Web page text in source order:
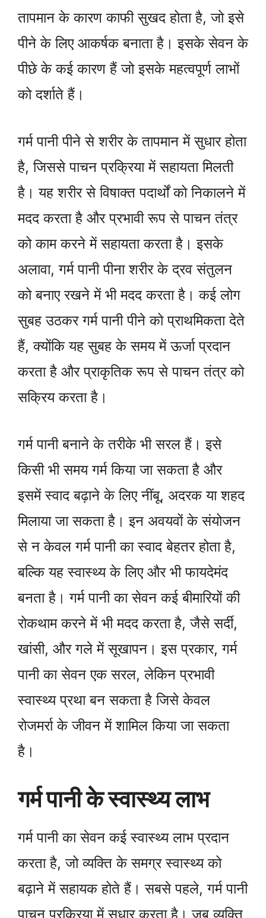
तापमान के कारण काफी सुखद होता है, जो इसे
पीने के लिए आकर्षक बनाता है। इसके सेवन के
पीछे के कई कारण हैं जो इसके महत्वपूर्ण लाभों
को दर्शाते हैं।
गर्म पानी पीने से शरीर के तापमान में सुधार होता
है, जिससे पाचन प्रक्रिया में सहायता मिलती
है। यह शरीर से विषाक्त पदार्थों को निकालने में
मदद करता है और प्रभावी रूप से पाचन तंत्र
को काम करने में सहायता करता है। इसके
अलावा, गर्म पानी पीना शरीर के द्रव संतुलन
को बनाए रखने में भी मदद करता है। कई लोग
सुबह उठकर गर्म पानी पीने को प्राथमिकता देते
हैं, क्योंकि यह सुबह के समय में ऊर्जा प्रदान
करता है और प्राकृतिक रूप से पाचन तंत्र को
सक्रिय करता है।
गर्म पानी बनाने के तरीके भी सरल हैं। इसे
किसी भी समय गर्म किया जा सकता है और
इसमें स्वाद बढ़ाने के लिए नींबू, अदरक या शहद
मिलाया जा सकता है। इन अवयवों के संयोजन
से न केवल गर्म पानी का स्वाद बेहतर होता है,
बल्कि यह स्वास्थ्य के लिए और भी फायदेमंद
बनता है। गर्म पानी का सेवन कई बीमारियों की
रोकथाम करने में भी मदद करता है, जैसे सर्दी,
खांसी, और गले में सूखापन। इस प्रकार, गर्म
पानी का सेवन एक सरल, लेकिन प्रभावी
स्वास्थ्य प्रथा बन सकता है जिसे केवल
रोजमर्रा के जीवन में शामिल किया जा सकता
है।
गर्म पानी के स्वास्थ्य लाभ
गर्म पानी का सेवन कई स्वास्थ्य लाभ प्रदान
करता है, जो व्यक्ति के समग्र स्वास्थ्य को
बढ़ाने में सहायक होते हैं। सबसे पहले, गर्म पानी
पाचन प्रक्रिया में सुधार करता है। जब व्यक्ति